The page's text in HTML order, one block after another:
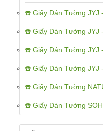
☎️ Giấy Dán Tường JYJ
☎️ Giấy Dán Tường JYJ
☎️ Giấy Dán Tường JYJ
☎️ Giấy Dán Tường JYJ
☎️ Giấy Dán Tường
☎️ Giấy Dán Tường